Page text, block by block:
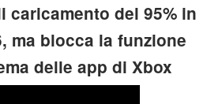
caricamento del 95% in
ma blocca la funzione
delle app di Xbox